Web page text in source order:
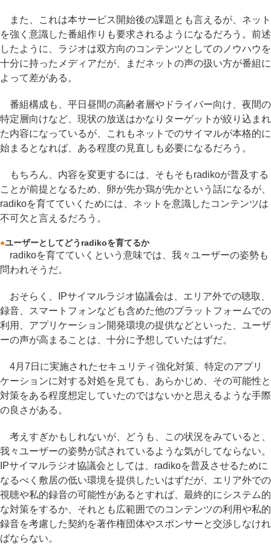
また、これは本サービス開始後の課題とも言えるが、ネット
を強く意識した番組作りも要求されるようになるだろう。前述
したように、ラジオは双方向のコンテンツとしてのノウハウを
十分に持ったメディアだが、まだネットの声の扱い方が番組に
よって差がある。
番組構成も、平日昼間の高齢者層やドライバー向け、夜間の
特定層向けなど、現状の放送はかなりターゲットが絞り込まれ
た内容になっているが、これもネットでのサイマルが本格的に
始まるとなれば、ある程度の見直しも必要になるだろう。
もちろん、内容を変更するには、そもそもradikoが普及する
ことが前提となるため、卵が先か鶏が先かという話になるが、
radikoを育てていくためには、ネットを意識したコンテンツは
不可欠と言えるだろう。
●ユーザーとしてどうradikoを育てるか
radikoを育てていくという意味では、我々ユーザーの姿勢も
問われそうだ。
おそらく、IPサイマルラジオ協議会は、エリア外での聴取、
録音、スマートフォンなども含めた他のプラットフォームでの
利用、アプリケーション開発環境の提供などといった、ユーザ
ーの声が高まることは、十分に予想していたはずだ。
4月7日に実施されたセキュリティ強化対策、特定のアプリ
ケーションに対する対処を見ても、あらかじめ、その可能性と
対策をある程度想定していたのではないかと思えるような手際
の良さがある。
考えすぎかもしれないが、どうも、この状況をみていると、
我々ユーザーの姿勢が試されているような気がしてならない。
IPサイマルラジオ協議会としては、radikoを普及させるために
なるべく敷居の低い環境を提供したいはずだが、エリア外での
視聴や私的録音の可能性があるとすれば、最終的にシステム的
な対策をするか、それとも広範囲でのコンテンツの利用や私的
録音を考慮した契約を著作権団体やスポンサーと交渉しなけれ
ばならない。